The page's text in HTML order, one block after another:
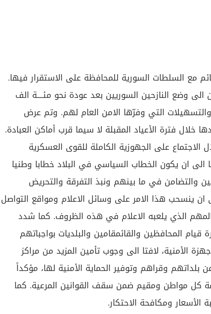
مع السلطات السورية للمحافظة على الاستقرار فيها.
وضع النازحين السوريين بعد عودة نحو مئــــة الف
والتسهيلات التي وفرّها الامن العام لهم. وتم عرض
خلال فترة الأعياد المقبلة لا سيما قرب أماكن العبادة.
على الجهوزية الكاملة للقوى العسكرية
الى ان يكون الخطاب السياسي في البلاد خطابا وطنيا
والتضامن في ما بينهم ونبذ التفرقة والتحريض
ان ينسحب هذا الامر على وسائل الاعلام ومواقع التواصل
المهم الذي يلعبه الاعلام في هذه الظروف. كما شدد
المحافظين والقائمقامين والبلديات بواجباتهم
الأمنية، لافتا الى وجوب تأمين المزيد من مراكز
بلداتهم وقراهم وتوفير الحماية الأمنية لها، مؤكداً
كل مواطن ومقيم ضمن سقف القوانين المرعية. كما
ومكافحة الاحتكار.